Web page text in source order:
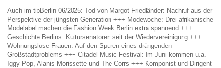
Auch im tipBerlin 06/2025: Tod von Margot Friedländer: Nachruf aus der
Perspektive der jüngsten Generation +++ Modewoche: Drei afrikanische
Modelabel machen die Fashion Week Berlin extra spannend +++
Geschichte Berlins: Kultursenatoren seit der Wiedervereinigung +++
Wohnungslose Frauen: Auf den Spuren eines drängenden
Großstadtproblems +++ Citadel Music Festival: Im Juni kommen u.a.
Iggy Pop, Alanis Morissette und The Corrs +++ Komponist und Dirigent